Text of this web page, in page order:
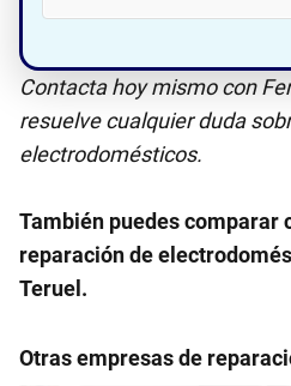
Contacta hoy mismo con
resuelve cualquier duda
electrodomésticos.
También puedes comparar
reparación de
Teruel.
Otras empresas de